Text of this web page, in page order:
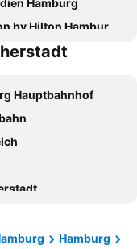
Hamburg
Hilton Hamburg City Centre
Hamburg, Autograph Collection
Hamburg City Hammerbrook
Central Station
Onyx Hamburg
Hotel Hamburg
Hamburg
Hauptbahnhof
AltstadtHamburg